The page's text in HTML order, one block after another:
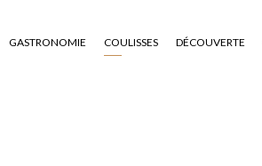
GASTRONOMIE COULISSES DÉCOUVERTE